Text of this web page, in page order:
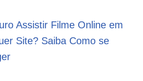
Assistir Filme Online em
Site? Saiba Como se